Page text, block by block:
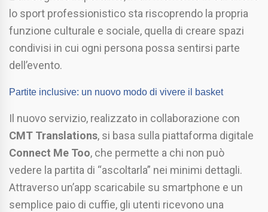
lo sport professionistico sta riscoprendo la propria
funzione culturale e sociale, quella di creare spazi
condivisi in cui ogni persona possa sentirsi parte
dell’evento.
Partite inclusive: un nuovo modo di vivere il basket
Il nuovo servizio, realizzato in collaborazione con
CMT Translations, si basa sulla piattaforma digitale
Connect Me Too, che permette a chi non può
vedere la partita di “ascoltarla” nei minimi dettagli.
Attraverso un’app scaricabile su smartphone e un
semplice paio di cuffie, gli utenti ricevono una